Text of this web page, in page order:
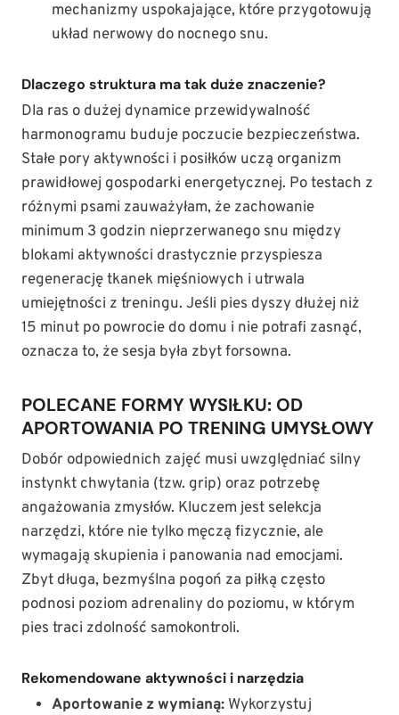
mechanizmy uspokajające, które przygotowują
układ nerwowy do nocnego snu.
Dlaczego struktura ma tak duże znaczenie?
Dla ras o dużej dynamice przewidywalność
harmonogramu buduje poczucie bezpieczeństwa.
Stałe pory aktywności i posiłków uczą organizm
prawidłowej gospodarki energetycznej. Po testach z
różnymi psami zauważyłam, że zachowanie
minimum 3 godzin nieprzerwanego snu między
blokami aktywności drastycznie przyspiesza
regenerację tkanek mięśniowych i utrwala
umiejętności z treningu. Jeśli pies dyszy dłużej niż
15 minut po powrocie do domu i nie potrafi zasnąć,
oznacza to, że sesja była zbyt forsowna.
POLECANE FORMY WYSIŁKU: OD
APORTOWANIA PO TRENING UMYSŁOWY
Dobór odpowiednich zajęć musi uwzględniać silny
instynkt chwytania (tzw. grip) oraz potrzebę
angażowania zmysłów. Kluczem jest selekcja
narzędzi, które nie tylko męczą fizycznie, ale
wymagają skupienia i panowania nad emocjami.
Zbyt długa, bezmyślna pogoń za piłką często
podnosi poziom adrenaliny do poziomu, w którym
pies traci zdolność samokontroli.
Rekomendowane aktywności i narzędzia
Aportowanie z wymianą: Wykorzystuj